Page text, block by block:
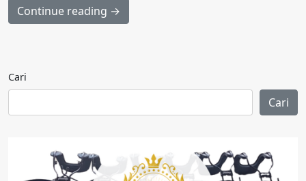
Continue reading →
Cari
Cari